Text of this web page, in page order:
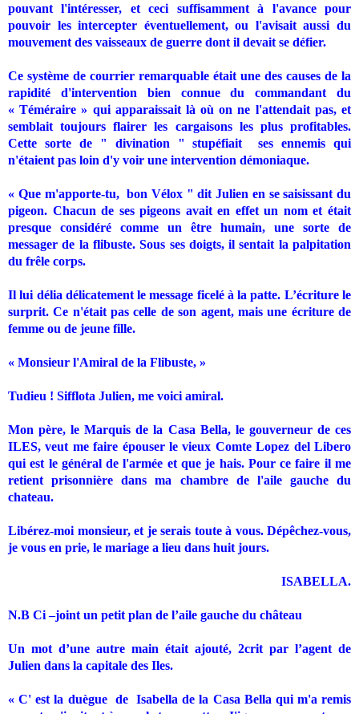
pouvant l'intéresser, et ceci suffisamment à l'avance pour
pouvoir les intercepter éventuellement, ou l'avisait aussi du
mouvement des vaisseaux de guerre dont il devait se défier.
Ce système de courrier remarquable était une des causes de la
rapidité d'intervention bien connue du commandant du
« Téméraire » qui apparaissait là où on ne l'attendait pas, et
semblait toujours flairer les cargaisons les plus profitables.
Cette sorte de " divination " stupéfiait
ses ennemis qui
n'étaient pas loin d'y voir une intervention démoniaque.
« Que m'apporte-tu, bon Vélox " dit Julien en se saisissant du
pigeon. Chacun de ses pigeons avait en effet un nom et était
presque considéré comme un être humain, une sorte de
messager de la flibuste. Sous ses doigts, il sentait la palpitation
du frêle corps.
Il lui délia délicatement le message ficelé à la patte. L’écriture le
surprit. Ce n'était pas celle de son agent, mais une écriture de
femme ou de jeune fille.
« Monsieur l'Amiral de la Flibuste, »
Tudieu ! Sifflota Julien, me voici amiral.
Mon père, le Marquis de la Casa Bella, le gouverneur de ces
ILES, veut me faire épouser le vieux Comte Lopez del Libero
qui est le général de l'armée et que je hais. Pour ce faire il me
retient prisonnière dans ma chambre de l'aile gauche du
chateau.
Libérez-moi monsieur, et je serais toute à vous. Dépêchez-vous,
je vous en prie, le mariage a lieu dans huit jours.
ISABELLA.
N.B Ci –joint un petit plan de l’aile gauche du château
Un mot d’une autre main était ajouté, 2crit par l’agent de
Julien dans la capitale des Iles.
« C' est la duègue de Isabella de la Casa Bella qui m'a remis